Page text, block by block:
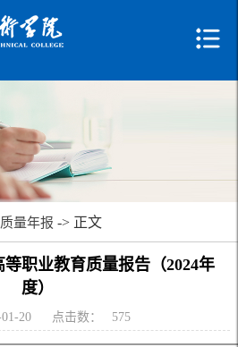
质量年报 -> 正文
职业教育质量报告（2024年
度）
20 点击数： 575